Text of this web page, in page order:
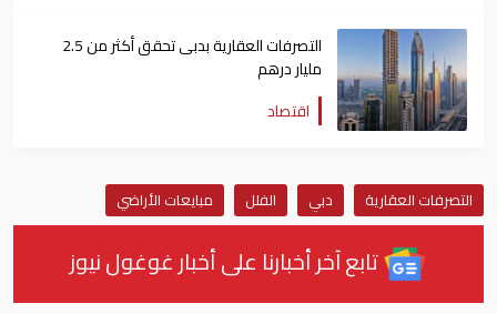
التصرفات العقارية بدبى تحقق أكثر من 2.5
مليار درهم
اقتصاد
التصرفات العقارية دبي الفلل مبايعات الأراضي
تابع آخر أخبارنا على أخبار غوغول نيوز